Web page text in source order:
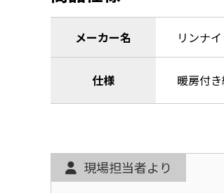
メーカー名 リンナイ
仕様 暖房付
現場担当者より